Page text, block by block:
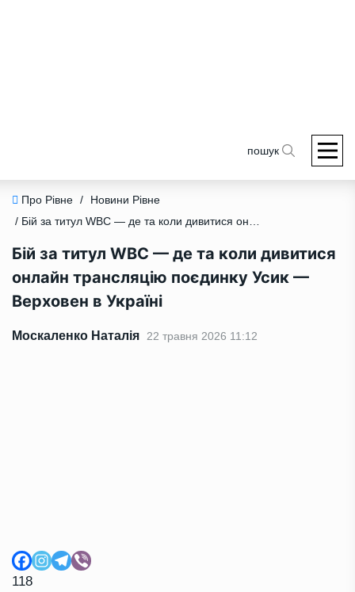
пошук
Про Рівне /
Новини Рівне
/ Бій за титул WBC — де та коли дивитися онлайн трансляцію поєдинку Усик — Верховен в Україні
Бій за титул WBC — де та коли дивитися
онлайн трансляцію поєдинку Усик —
Верховен в Україні
Москаленко Наталія 22 травня 2026 11:12
118